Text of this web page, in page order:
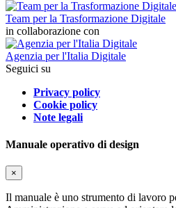
Team per la Trasformazione Digitale
in collaborazione con
Agenzia per l'Italia Digitale
Seguici su
Privacy policy
Cookie policy
Note legali
Manuale operativo di design
×
Il manuale è uno strumento di lavoro